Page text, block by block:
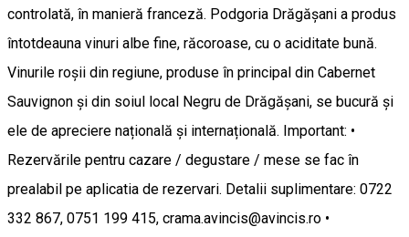
controlată, în manieră franceză. Podgoria Drăgășani a produs
întotdeauna vinuri albe fine, răcoroase, cu o aciditate bună.
Vinurile roșii din regiune, produse în principal din Cabernet
Sauvignon și din soiul local Negru de Drăgășani, se bucură și
ele de apreciere națională și internațională. Important: •
Rezervările pentru cazare / degustare / mese se fac în
prealabil pe aplicatia de rezervari. Detalii suplimentare: 0722
332 867, 0751 199 415, crama.avincis@avincis.ro •